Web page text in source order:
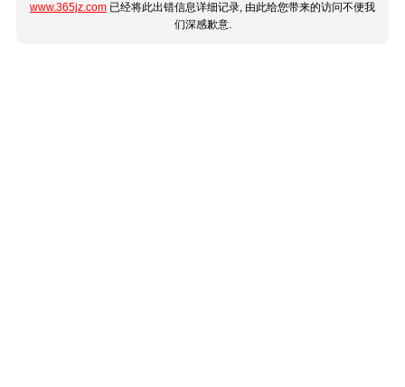
www.365jz.com 已经将此出错信息详细记录, 由此给您带来的访问不便我
们深感歉意.